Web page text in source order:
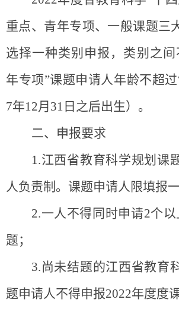
重点、 青年专项、 一般课题三
选择一种类别申报，类别之间
年专项”课题申请人年龄不超过
7年12月31日之后出生）。
二、 申报要求
1.江西省教育科学规划课
人负责制。课题申请人限填报一
2.一人不得同时申请2个
题；
3.尚未结题的江西省教育
题申请人不得申报2022年度度